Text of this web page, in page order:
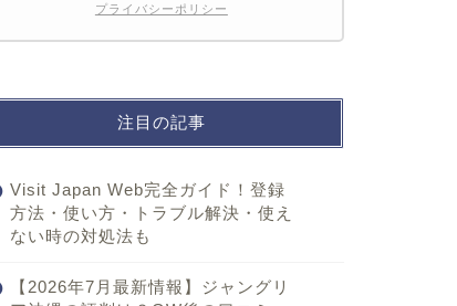
プライバシーポリシー
注目の記事
Visit Japan Web完全ガイド！登録
方法・使い方・トラブル解決・使え
ない時の対処法も
【2026年7月最新情報】ジャングリ